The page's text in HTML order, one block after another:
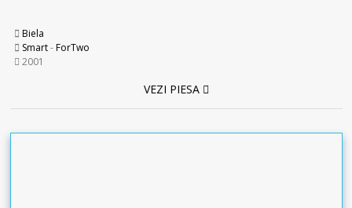
Biela
Smart-ForTwo
2001
VEZI PIESA